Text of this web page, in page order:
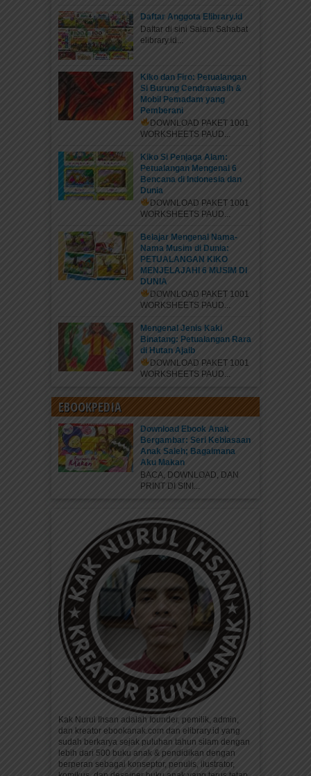
Daftar Anggota Elibrary.id
Daftar di sini Salam Sahabat
elibrary.id...
Kiko dan Firo: Petualangan
Si Burung Cendrawasih &
Mobil Pemadam yang
Pemberani
DOWNLOAD PAKET 1001
WORKSHEETS PAUD...
Kiko Si Penjaga Alam:
Petualangan Mengenal 6
Bencana di Indonesia dan
Dunia
DOWNLOAD PAKET 1001
WORKSHEETS PAUD...
Belajar Mengenal Nama-
Nama Musim di Dunia:
PETUALANGAN KIKO
MENJELAJAHI 6 MUSIM DI
DUNIA
DOWNLOAD PAKET 1001
WORKSHEETS PAUD...
Mengenal Jenis Kaki
Binatang: Petualangan Rara
di Hutan Ajaib
DOWNLOAD PAKET 1001
WORKSHEETS PAUD...
EBOOKPEDIA
Download Ebook Anak
Bergambar: Seri Kebiasaan
Anak Saleh; Bagaimana
Aku Makan
BACA, DOWNLOAD, DAN
PRINT DI SINI...
Kak Nurul Ihsan adalah founder, pemilik, admin,
dan kreator ebookanak.com dan elibrary.id yang
sudah berkarya sejak puluhan tahun silam dengan
lebih dari 500 buku anak & pendidikan dengan
berperan sebagai konseptor, penulis, ilustrator,